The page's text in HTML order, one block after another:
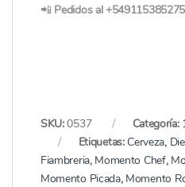
📲 Pedidos al
SKU:0537 Categoría:
Etiquetas: Cerveza,
Fiambreria, Momento Chef,
Momento Picada, Momento